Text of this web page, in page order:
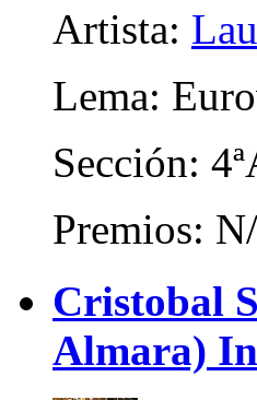
Artista:
Lema:
Sección:
Premios:
Cristobal
Almara)